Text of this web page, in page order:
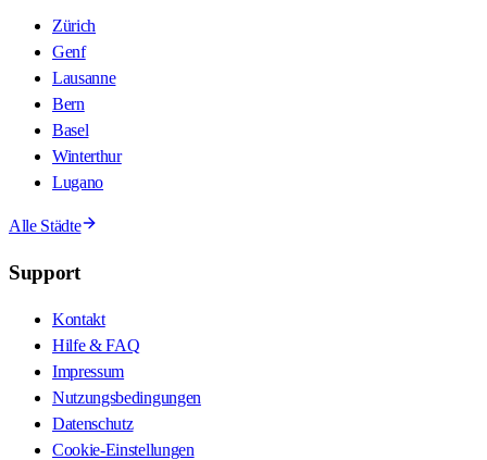
Zürich
Genf
Lausanne
Bern
Basel
Winterthur
Lugano
Alle Städte
Support
Kontakt
Hilfe & FAQ
Impressum
Nutzungsbedingungen
Datenschutz
Cookie-Einstellungen